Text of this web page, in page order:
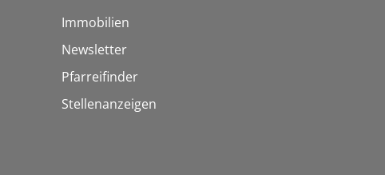
Immobilien
Newsletter
Pfarreifinder
Stellenanzeigen